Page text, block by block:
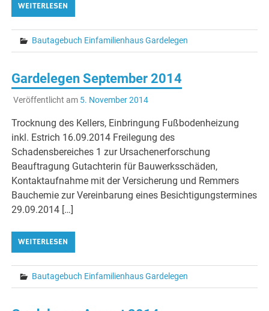
WEITERLESEN
Bautagebuch Einfamilienhaus Gardelegen
Gardelegen September 2014
Veröffentlicht am 5. November 2014
Trocknung des Kellers, Einbringung Fußbodenheizung
inkl. Estrich 16.09.2014 Freilegung des
Schadensbereiches 1 zur Ursachenerforschung
Beauftragung Gutachterin für Bauwerksschäden,
Kontaktaufnahme mit der Versicherung und Remmers
Bauchemie zur Vereinbarung eines Besichtigungstermines
29.09.2014 […]
WEITERLESEN
Bautagebuch Einfamilienhaus Gardelegen